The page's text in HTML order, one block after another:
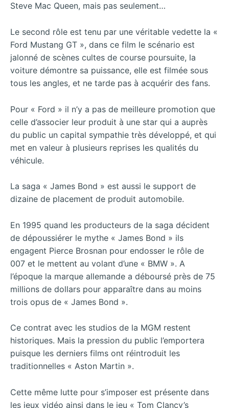
Steve Mac Queen, mais pas seulement…
Le second rôle est tenu par une véritable vedette la «
Ford Mustang GT », dans ce film le scénario est
jalonné de scènes cultes de course poursuite, la
voiture démontre sa puissance, elle est filmée sous
tous les angles, et ne tarde pas à acquérir des fans.
Pour « Ford » il n’y a pas de meilleure promotion que
celle d’associer leur produit à une star qui a auprès
du public un capital sympathie très développé, et qui
met en valeur à plusieurs reprises les qualités du
véhicule.
La saga « James Bond » est aussi le support de
dizaine de placement de produit automobile.
En 1995 quand les producteurs de la saga décident
de dépoussiérer le mythe « James Bond » ils
engagent Pierce Brosnan pour endosser le rôle de
007 et le mettent au volant d’une « BMW ». A
l’époque la marque allemande a déboursé près de 75
millions de dollars pour apparaître dans au moins
trois opus de « James Bond ».
Ce contrat avec les studios de la MGM restent
historiques. Mais la pression du public l’emportera
puisque les derniers films ont réintroduit les
traditionnelles « Aston Martin ».
Cette même lutte pour s’imposer est présente dans
les jeux vidéo ainsi dans le jeu « Tom Clancy’s